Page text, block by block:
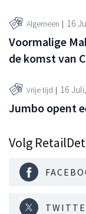
Algemeen 16
Voormalige
de komst van
Vrije tijd 16
Jumbo opent
Volg